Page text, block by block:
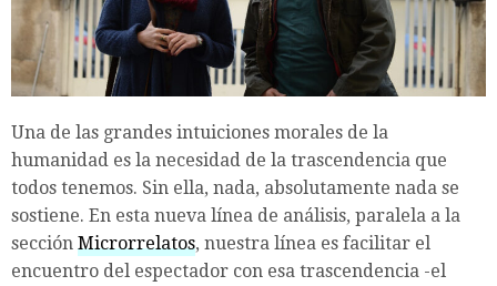
Una de las grandes intuiciones morales de la
humanidad es la necesidad de la trascendencia que
todos tenemos. Sin ella, nada, absolutamente nada se
sostiene. En esta nueva línea de análisis, paralela a la
sección Microrrelatos, nuestra línea es facilitar el
encuentro del espectador con esa trascendencia -el